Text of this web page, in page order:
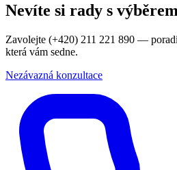
Nevíte si rady s
Zavolejte (+420) 211 221 890 —
která vám sedne.
Nezávazná konzultace